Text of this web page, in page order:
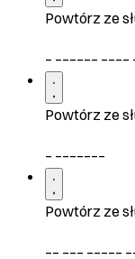
Powtórz ze
Powtórz ze
Powtórz ze
__ ___ _____